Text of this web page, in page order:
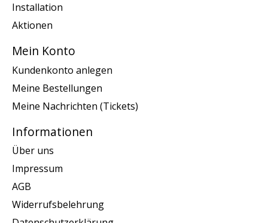
Installation
Aktionen
Mein Konto
Kundenkonto anlegen
Meine Bestellungen
Meine Nachrichten (Tickets)
Informationen
Über uns
Impressum
AGB
Widerrufsbelehrung